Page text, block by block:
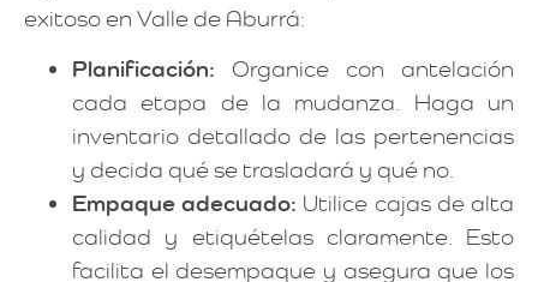
exitoso en Valle de Aburrá:
Planificación: Organice con antelación
cada etapa de la mudanza. Haga un
inventario detallado de las pertenencias
y decida qué se trasladará y qué no.
Empaque adecuado: Utilice cajas de alta
calidad y etiquételas claramente. Esto
facilita el desempaque y asegura que los